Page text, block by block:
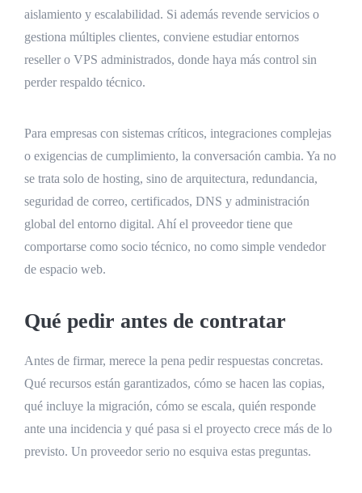
aislamiento y escalabilidad. Si además revende servicios o
gestiona múltiples clientes, conviene estudiar entornos
reseller o VPS administrados, donde haya más control sin
perder respaldo técnico.
Para empresas con sistemas críticos, integraciones complejas
o exigencias de cumplimiento, la conversación cambia. Ya no
se trata solo de hosting, sino de arquitectura, redundancia,
seguridad de correo, certificados, DNS y administración
global del entorno digital. Ahí el proveedor tiene que
comportarse como socio técnico, no como simple vendedor
de espacio web.
Qué pedir antes de contratar
Antes de firmar, merece la pena pedir respuestas concretas.
Qué recursos están garantizados, cómo se hacen las copias,
qué incluye la migración, cómo se escala, quién responde
ante una incidencia y qué pasa si el proyecto crece más de lo
previsto. Un proveedor serio no esquiva estas preguntas.